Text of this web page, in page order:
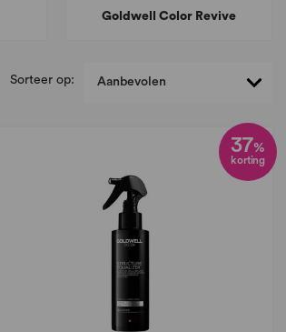
Goldwell Color Revive
Sorteer op:
37%
korting